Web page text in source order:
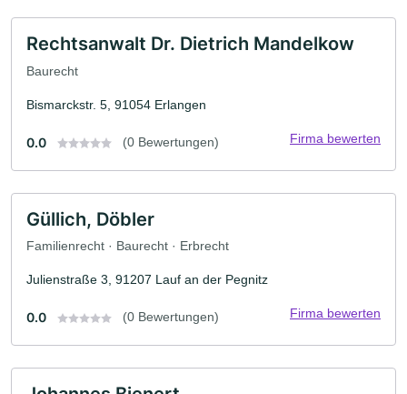
Rechtsanwalt Dr. Dietrich Mandelkow
Baurecht
Bismarckstr. 5, 91054 Erlangen
0.0 (0 Bewertungen) Firma bewerten
Güllich, Döbler
Familienrecht · Baurecht · Erbrecht
Julienstraße 3, 91207 Lauf an der Pegnitz
0.0 (0 Bewertungen) Firma bewerten